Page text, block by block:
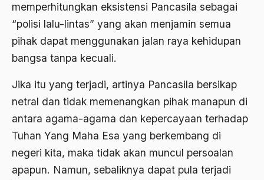
memperhitungkan eksistensi Pancasila sebagai
“polisi lalu-lintas” yang akan menjamin semua
pihak dapat menggunakan jalan raya kehidupan
bangsa tanpa kecuali.
Jika itu yang terjadi, artinya Pancasila bersikap
netral dan tidak memenangkan pihak manapun di
antara agama-agama dan kepercayaan terhadap
Tuhan Yang Maha Esa yang berkembang di
negeri kita, maka tidak akan muncul persoalan
apapun. Namun, sebaliknya dapat pula terjadi
Austro Melanesia
Ayat Al-Quran
Ayatullah Zanjani
Azyumardi Azra
bacaan mulia
Badan Usaha
Bagus Hadikusumo
Baha'i